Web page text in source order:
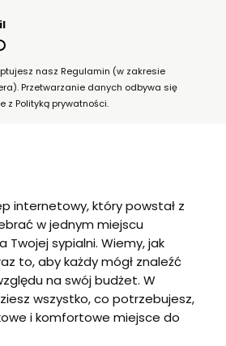
nasz Regulamin (w zakresie
Przetwarzanie danych odbywa się
z Polityką prywatności.
internetowy, który powstał z
w jednym miejscu
Twojej sypialni. Wiemy, jak
to, aby każdy mógł znaleźć
na swój budżet. W
wszystko, co potrzebujesz,
i komfortowe miejsce do